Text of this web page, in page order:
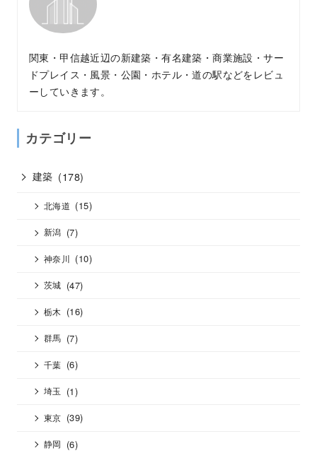
関東・甲信越近辺の新建築・有名建築・商業施設・サー
ドプレイス・風景・公園・ホテル・道の駅などをレビュ
ーしていきます。
カテゴリー
建築 (178)
北海道 (15)
新潟 (7)
神奈川 (10)
茨城 (47)
栃木 (16)
群馬 (7)
千葉 (6)
埼玉 (1)
東京 (39)
静岡 (6)